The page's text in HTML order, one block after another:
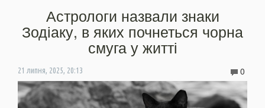
Астрологи назвали знаки
Зодіаку, в яких почнеться чорна
смуга у житті
21 липня, 2025, 20:13 0